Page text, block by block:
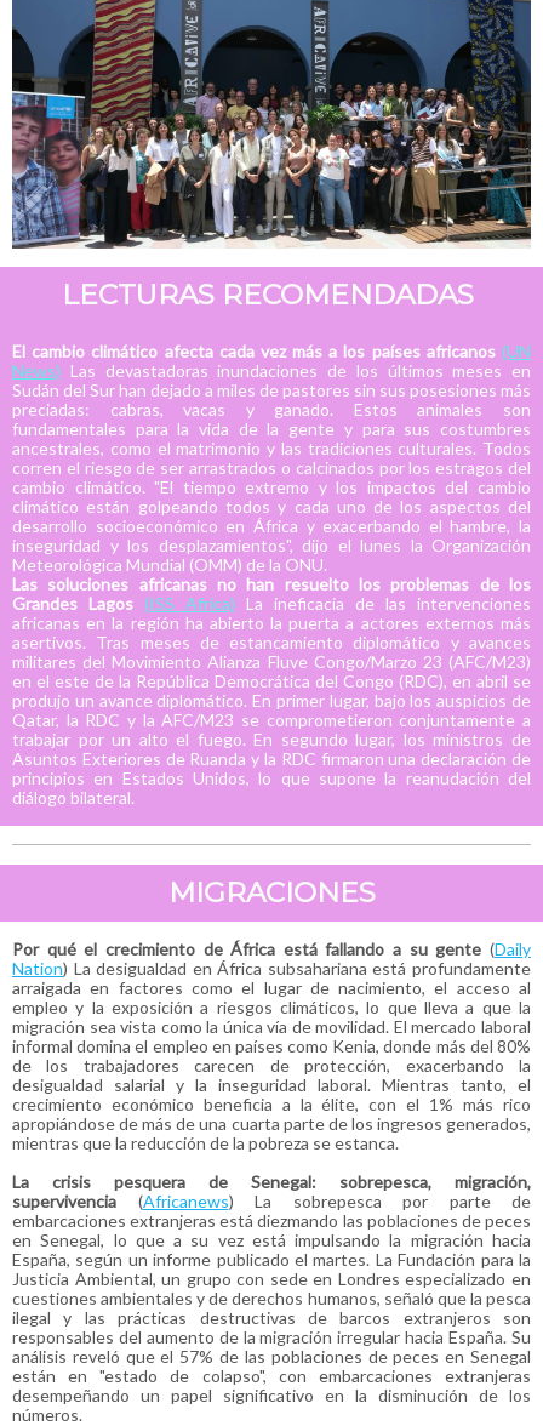
LECTURAS RECOMENDADAS
El cambio climático afecta cada vez más a los países africanos (UN
News) Las devastadoras inundaciones de los últimos meses en
Sudán del Sur han dejado a miles de pastores sin sus posesiones más
preciadas: cabras, vacas y ganado. Estos animales son
fundamentales para la vida de la gente y para sus costumbres
ancestrales, como el matrimonio y las tradiciones culturales. Todos
corren el riesgo de ser arrastrados o calcinados por los estragos del
cambio climático. "El tiempo extremo y los impactos del cambio
climático están golpeando todos y cada uno de los aspectos del
desarrollo socioeconómico en África y exacerbando el hambre, la
inseguridad y los desplazamientos", dijo el lunes la Organización
Meteorológica Mundial (OMM) de la ONU.
Las soluciones africanas no han resuelto los problemas de los
Grandes Lagos (ISS Africa) La ineficacia de las intervenciones
africanas en la región ha abierto la puerta a actores externos más
asertivos. Tras meses de estancamiento diplomático y avances
militares del Movimiento Alianza Fluve Congo/Marzo 23 (AFC/M23)
en el este de la República Democrática del Congo (RDC), en abril se
produjo un avance diplomático. En primer lugar, bajo los auspicios de
Qatar, la RDC y la AFC/M23 se comprometieron conjuntamente a
trabajar por un alto el fuego. En segundo lugar, los ministros de
Asuntos Exteriores de Ruanda y la RDC firmaron una declaración de
principios en Estados Unidos, lo que supone la reanudación del
diálogo bilateral.
MIGRACIONES
Por qué el crecimiento de África está fallando a su gente (Daily
Nation) La desigualdad en África subsahariana está profundamente
arraigada en factores como el lugar de nacimiento, el acceso al
empleo y la exposición a riesgos climáticos, lo que lleva a que la
migración sea vista como la única vía de movilidad. El mercado laboral
informal domina el empleo en países como Kenia, donde más del 80%
de los trabajadores carecen de protección, exacerbando la
desigualdad salarial y la inseguridad laboral. Mientras tanto, el
crecimiento económico beneficia a la élite, con el 1% más rico
apropiándose de más de una cuarta parte de los ingresos generados,
mientras que la reducción de la pobreza se estanca.
La crisis pesquera de Senegal: sobrepesca, migración,
supervivencia (Africanews) La sobrepesca por parte de
embarcaciones extranjeras está diezmando las poblaciones de peces
en Senegal, lo que a su vez está impulsando la migración hacia
España, según un informe publicado el martes. La Fundación para la
Justicia Ambiental, un grupo con sede en Londres especializado en
cuestiones ambientales y de derechos humanos, señaló que la pesca
ilegal y las prácticas destructivas de barcos extranjeros son
responsables del aumento de la migración irregular hacia España. Su
análisis reveló que el 57% de las poblaciones de peces en Senegal
están en "estado de colapso", con embarcaciones extranjeras
desempeñando un papel significativo en la disminución de los
números.